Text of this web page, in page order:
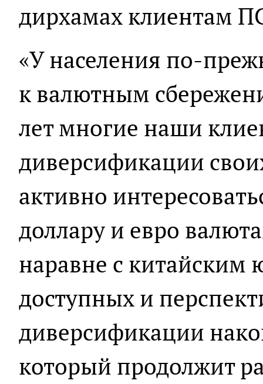
дирхамах клиентам
«У населения по-
к валютным
лет многие наши
диверсификации
активно
доллару и евро
наравне с китайским
доступных и
диверсификации
который продолжит